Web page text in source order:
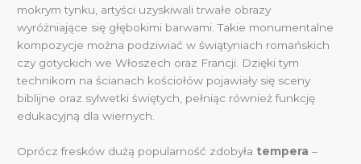
mokrym tynku, artyści uzyskiwali trwałe obrazy
wyróżniające się głębokimi barwami. Takie monumentalne
kompozycje można podziwiać w świątyniach romańskich
czy gotyckich we Włoszech oraz Francji. Dzięki tym
technikom na ścianach kościołów pojawiały się sceny
biblijne oraz sylwetki świętych, pełniąc również funkcję
edukacyjną dla wiernych.
Oprócz fresków dużą popularność zdobyła tempera –